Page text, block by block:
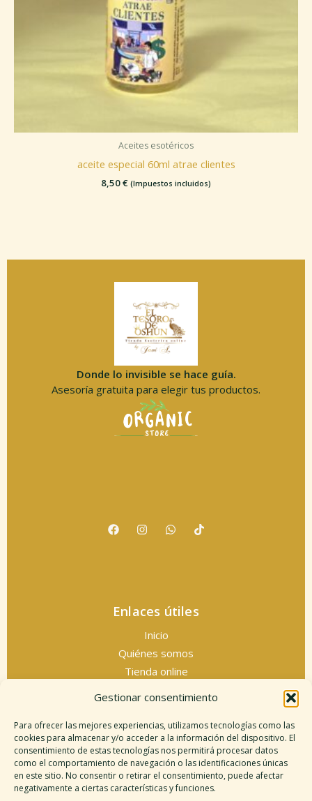
Gestionar consentimiento
Para ofrecer las mejores experiencias, utilizamos tecnologías como las
cookies para almacenar y/o acceder a la información del dispositivo. El
consentimiento de estas tecnologías nos permitirá procesar datos
como el comportamiento de navegación o las identificaciones únicas
en este sitio. No consentir o retirar el consentimiento, puede afectar
negativamente a ciertas características y funciones.
Aceites esotéricos
aceite especial 60ml atrae clientes
8,50€ (Impuestos incluidos)
Donde lo invisible se hace guía.
Asesoría gratuita para elegir tus productos.
Enlaces útiles
Inicio
Quiénes somos
Tienda online
Información legal